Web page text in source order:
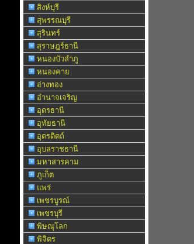
สิงห์บุรี
สุพรรณบุรี
สุรินทร์
สุราษฎร์ธานี
หนองบัวลำภู
หนองคาย
อ่างทอง
อำนาจเจริญ
อุดรธานี
อุทัยธานี
อุตรดิตถ์
อุบลราชธานี
มหาสารคาม
ภูเก็ต
แพร่
เพชรบูรณ์
เพชรบุรี
พิษณุโลก
พิจิตร